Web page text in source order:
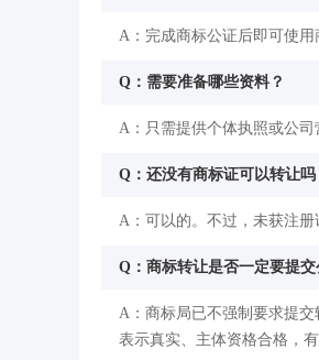
A：完成商标公证后即可使用
Q：需要准备哪些资料？
A：只需提供个体执照或公司
Q：还没有商标证可以转让吗
A：可以的。不过，未获注册
Q：商标转让是否一定要提交
A：商标局已不强制要求提
表示真实、主体资格合格，